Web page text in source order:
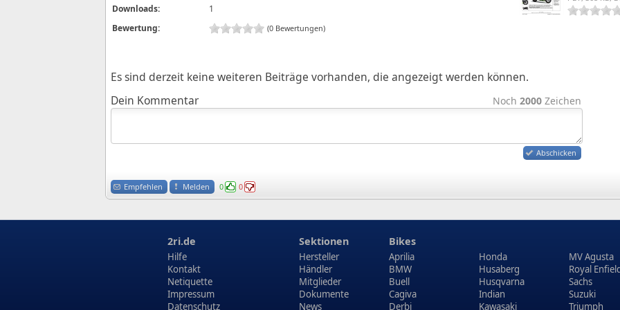
Downloads:
1
Bewertung:
(0 Bewertungen)
Es sind derzeit keine weiteren Beiträge vorhanden, die angezeigt werden können.
Noch 2000 Zeichen
Dein Kommentar
Abschicken
Empfehlen Melden 0 0
2ri.de
Hilfe
Kontakt
Netiquette
Impressum
Datenschutz
Sektionen
Hersteller
Händler
Mitglieder
Dokumente
News
Bikes
Aprilia
BMW
Buell
Cagiva
Derbi
Honda
Husaberg
Husqvarna
Indian
Kawasaki
MV Agusta
Royal
Sachs
Suzuki
Triumph